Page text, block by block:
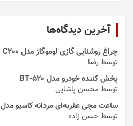
آخرین دیدگاه‌ها
چراغ روشنایی گازی لوموگاز مدل C200
توسط رضا
پخش کننده خودرو مدل 520-BT
توسط محسن پاشایی
ساعت مچی عقربه‌ای مردانه کاسیو مدل GBA-800-1ADR
توسط حسن زاده